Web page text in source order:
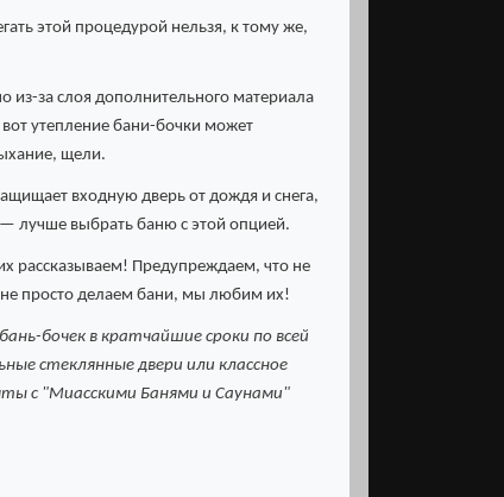
этой процедурой нельзя, к тому же,
из-за слоя дополнительного материала
утепление бани-бочки может
щели.
входную дверь от дождя и снега,
лучше выбрать баню с этой опцией.
рассказываем! Предупреждаем, что не
просто делаем бани, мы любим их!
бочек в кратчайшие сроки по всей
стеклянные двери или классное
с "Миасскими Банями и Саунами"